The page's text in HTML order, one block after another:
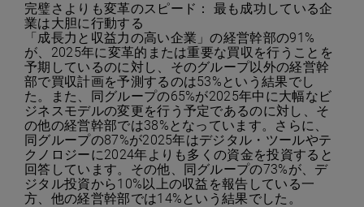
完璧さよりも変革のスピード：
最も成功している企
業は大胆に行動する
「成長力と収益力の高い企業」の経営幹部の91%
が、2025年に変革的または重要な買収を行うことを
予期しているのに対し、そのグループ以外の経営幹
部で買収計画を予測するのは53%という結果でし
た。また、同グループの65%が2025年中に大幅なビ
ジネスモデルの変更を行う予定であるのに対し、そ
の他の経営幹部では38%となっています。さらに、
同グループの87%が2025年はデジタル・ツールやテ
クノロジーに2024年よりも多くの資金を投資すると
回答しています。その他、同グループの73%が、デ
ジタル投資から10%以上の収益を報告している一
方、他の経営幹部では14%という結果でした。